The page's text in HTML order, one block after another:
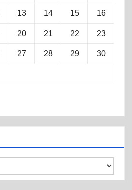
13 14 15 16
20 21 22 23
27 28 29 30